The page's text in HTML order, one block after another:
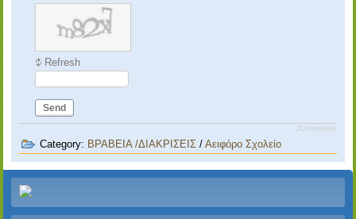
Refresh
Send
JComments
Category: ΒΡΑΒΕΙΑ /ΔΙΑΚΡΙΣΕΙΣ /Αειφόρο Σχολείο